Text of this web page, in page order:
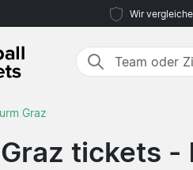
Wir
Graz
tickets -